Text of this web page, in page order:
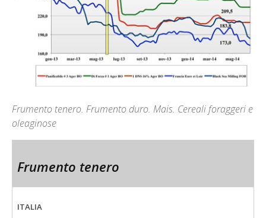
Frumento tenero. Frumento duro. Mais. Cereali foraggeri e
oleaginose
Frumento tenero
ITALIA